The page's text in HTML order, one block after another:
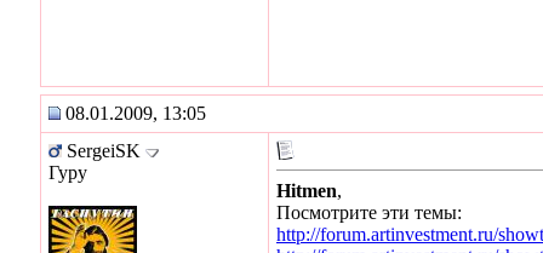
08.01.2009, 13:05
SergeiSK
Гуру
Hitmen,
Посмотрите эти темы:
http://forum.artinvestment.ru/